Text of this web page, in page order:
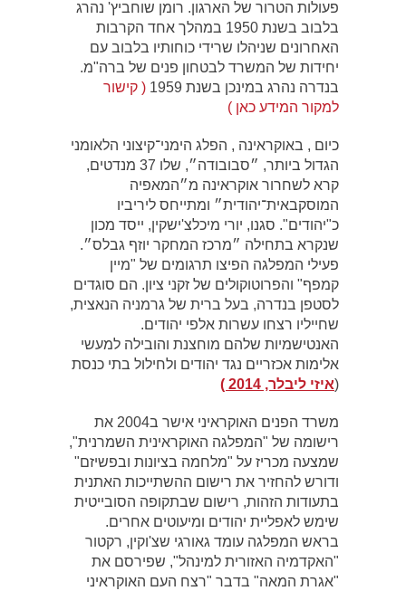
פעולות הטרור של הארגון. רומן שוחביץ' נהרג
בלבוב בשנת 1950 במהלך אחד הקרבות
האחרונים שניהלו שרידי כוחותיו בלבוב עם
יחידות של המשרד לבטחון פנים של ברה"מ.
בנדרה נהרג במינכן בשנת 1959
( קישור
למקור המידע כאן )
כיום , באוקראינה , הפלג הימני־קיצוני הלאומני
הגדול ביותר, ״סבובודה״, שלו 37 מנדטים,
קרא לשחרור אוקראינה מ״המאפיה
המוסקבאית־יהודית״ ומתייחס ליריביו
כ"יהודים". סגנו, יורי מיכלצ'ישקין, ייסד מכון
שנקרא בתחילה ״מרכז המחקר יוזף גבלס״.
פעילי המפלגה הפיצו תרגומים של "מיין
קמפף" והפרוטוקולים של זקני ציון. הם סוגדים
לסטפן בנדרה, בעל ברית של גרמניה הנאצית,
שחייליו רצחו עשרות אלפי יהודים.
האנטישמיות שלהם מוחצנת והובילה למעשי
אלימות אכזריים נגד יהודים ולחילול בתי כנסת
(איזי ליבלר, 2014 )
משרד הפנים האוקראיני אישר ב2004 את
רישומה של "המפלגה האוקראינית השמרנית",
שמצעה מכריז על "מלחמה בציונות ובפשיזם"
ודורש להחזיר את רישום ההשתייכות האתנית
בתעודות הזהות, רישום שבתקופה הסובייטית
שימש לאפליית יהודים ומיעוטים אחרים.
בראש המפלגה עומד גאורגי שצ'וקין, רקטור
"האקדמיה האזורית למינהל", שפירסם את
"אגרת המאה" בדבר "רצח העם האוקראיני